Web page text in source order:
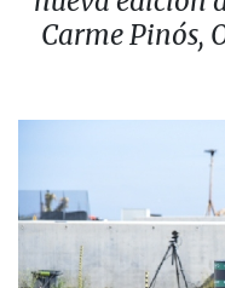
Carme Pinós,